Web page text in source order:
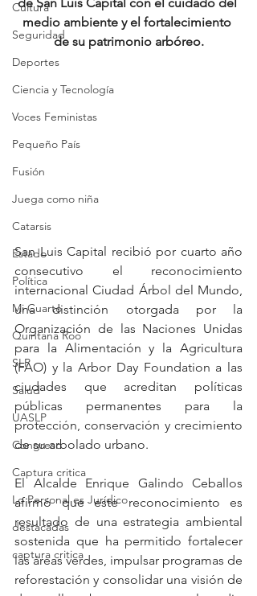
Cultura
Seguridad
Deportes
Ciencia y Tecnología
Voces Feministas
Pequeño País
Fusión
Juega como niña
Catarsis
Estado
Política
Mi Cuarto
Quintana Roo
SLP
Salud
UASLP
Congreso
Captura critica
Lo Personal es Jurídico
destacadas
captura critica
medio ambiente y el fortalecimiento
de su patrimonio arbóreo.
San Luis Capital recibió por cuarto año
consecutivo el reconocimiento
internacional Ciudad Árbol del Mundo,
una distinción otorgada por la
Organización de las Naciones Unidas
para la Alimentación y la Agricultura
(FAO) y la Arbor Day Foundation a las
ciudades que acreditan políticas
públicas permanentes para la
protección, conservación y crecimiento
de su arbolado urbano.
El Alcalde Enrique Galindo Ceballos
afirmó que este reconocimiento es
resultado de una estrategia ambiental
sostenida que ha permitido fortalecer
las áreas verdes, impulsar programas de
reforestación y consolidar una visión de